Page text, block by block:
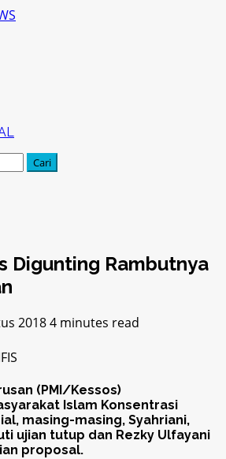
Digunting Rambutnya
20184 minutes read
(PMI/Kessos)
Islam Konsentrasi
masing-masing, Syahriani,
ujian tutup dan Rezky Ulfayani
proposal.